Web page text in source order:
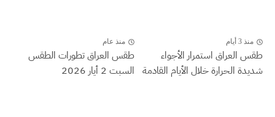
منذ 3 أيام
طقس العراق ‏استمرار الأجواء
شديدة الحرارة خلال الأيام القادمة
منذ عام
طقس العراق تطورات الطقس
السبت 2 أيار 2026